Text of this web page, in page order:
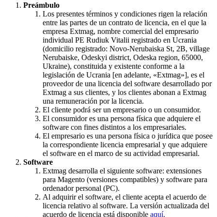
Preámbulo
Los presentes términos y condiciones rigen la relación
entre las partes de un contrato de licencia, en el que la
empresa Extmag, nombre comercial del empresario
individual PE Rudiuk Vitalii registrado en Ucrania
(domicilio registrado: Novo-Nerubaiska St, 2B, village
Nerubaiske, Odeskyi district, Odeska region, 65000,
Ukraine), constituida y existente conforme a la
legislación de Ucrania [en adelante, «Extmag»], es el
proveedor de una licencia del software desarrollado por
Extmag a sus clientes, y los clientes abonan a Extmag
una remuneración por la licencia.
El cliente podrá ser un empresario o un consumidor.
El consumidor es una persona física que adquiere el
software con fines distintos a los empresariales.
El empresario es una persona física o jurídica que posee
la correspondiente licencia empresarial y que adquiere
el software en el marco de su actividad empresarial.
Software
Extmag desarrolla el siguiente software: extensiones
para Magento (versiones compatibles) y software para
ordenador personal (PC).
Al adquirir el software, el cliente acepta el acuerdo de
licencia relativo al software. La versión actualizada del
acuerdo de licencia está disponible aquí.